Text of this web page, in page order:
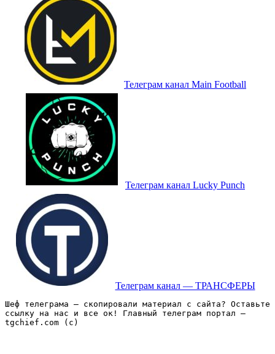
Телеграм канал Main Football
Телеграм канал Lucky Punch
Телеграм канал — ТРАНСФЕРЫ
Шеф телеграма – скопировали материал с сайта? Оставьте
ссылку на нас и все ок! Главный телеграм портал –